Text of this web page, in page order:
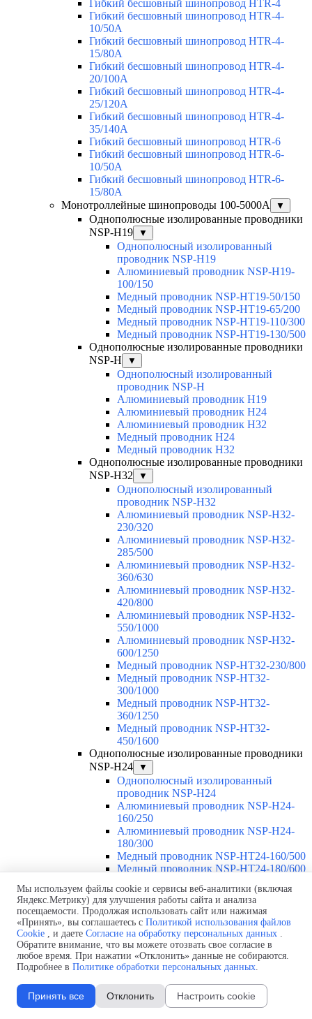
Гибкий бесшовный шинопровод HTR-4
Гибкий бесшовный шинопровод HTR-4-
10/50A
Гибкий бесшовный шинопровод HTR-4-
15/80A
Гибкий бесшовный шинопровод HTR-4-
20/100A
Гибкий бесшовный шинопровод HTR-4-
25/120A
Гибкий бесшовный шинопровод HTR-4-
35/140A
Гибкий бесшовный шинопровод HTR-6
Гибкий бесшовный шинопровод HTR-6-
10/50A
Гибкий бесшовный шинопровод HTR-6-
15/80A
Монотроллейные шинопроводы 100-5000А
▼
Однополюсные изолированные проводники
NSP-H19
▼
Однополюсный изолированный
проводник NSP-H19
Алюминиевый проводник NSP-H19-
100/150
Медный проводник NSP-HT19-50/150
Медный проводник NSP-HT19-65/200
Медный проводник NSP-HT19-110/300
Медный проводник NSP-HT19-130/500
Однополюсные изолированные проводники
NSP-H
▼
Однополюсный изолированный
проводник NSP-H
Алюминиевый проводник H19
Алюминиевый проводник H24
Алюминиевый проводник H32
Медный проводник H24
Медный проводник H32
Однополюсные изолированные проводники
NSP-H32
▼
Однополюсный изолированный
проводник NSP-H32
Алюминиевый проводник NSP-H32-
230/320
Алюминиевый проводник NSP-H32-
285/500
Алюминиевый проводник NSP-H32-
360/630
Алюминиевый проводник NSP-H32-
420/800
Алюминиевый проводник NSP-H32-
550/1000
Алюминиевый проводник NSP-H32-
600/1250
Медный проводник NSP-HT32-230/800
Медный проводник NSP-HT32-
300/1000
Медный проводник NSP-HT32-
360/1250
Медный проводник NSP-HT32-
450/1600
Однополюсные изолированные проводники
NSP-H24
▼
Однополюсный изолированный
проводник NSP-H24
Алюминиевый проводник NSP-H24-
160/250
Алюминиевый проводник NSP-H24-
180/300
Медный проводник NSP-HT24-160/500
Медный проводник NSP-HT24-180/600
Медный проводник NSP-HT24-230/800
Кабельные барабаны ▼
Кабельные барабаны с моторным приводом
MCR ▼
Кабельный барабан с моторным
приводом MCR
Кабельный барабан с моторным
приводом MCR-10
Кабельный барабан с моторным
приводом MCR-20
Мы используем файлы cookie и сервисы веб-аналитики (включая
Яндекс.Метрику) для улучшения работы сайта и анализа
посещаемости. Продолжая использовать сайт или нажимая
«Принять», вы соглашаетесь с Политикой использования файлов
Cookie , и даете Согласие на обработку персональных данных .
Обратите внимание, что вы можете отозвать свое согласие в
любое время. При нажатии «Отклонить» данные не собираются.
Подробнее в Политике обработки персональных данных.
Принять все Отклонить Настроить cookie